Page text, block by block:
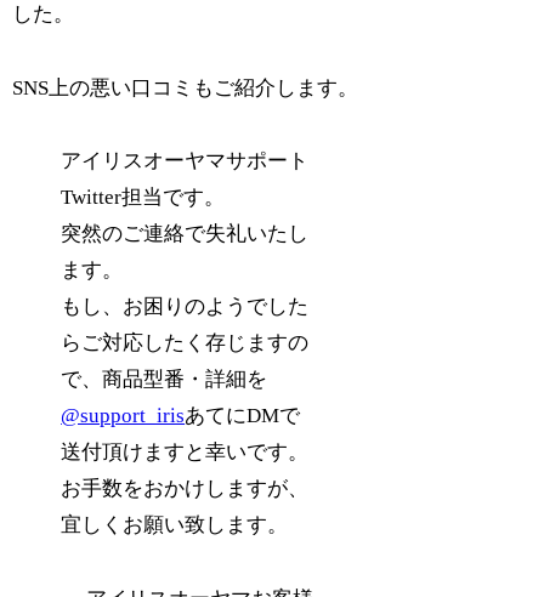
した。
SNS上の悪い口コミもご紹介します。
アイリスオーヤマサポート
Twitter担当です。
突然のご連絡で失礼いたし
ます。
もし、お困りのようでした
らご対応したく存じますの
で、商品型番・詳細を
@support_irisあてにDMで
送付頂けますと幸いです。
お手数をおかけしますが、
宜しくお願い致します。